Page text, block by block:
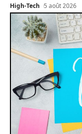
High-Tech 5 août 2026